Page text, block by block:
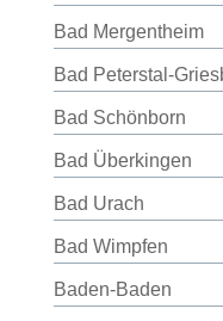
Bad Mergentheim
Bad Peterstal-
Bad Schönborn
Bad Überkingen
Bad Urach
Bad Wimpfen
Baden-Baden